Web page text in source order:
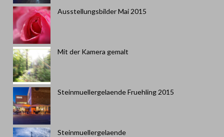
Ausstellungsbilder Mai 2015
Mit der Kamera gemalt
Steinmuellergelaende Fruehling 2015
Steinmuellergelaende